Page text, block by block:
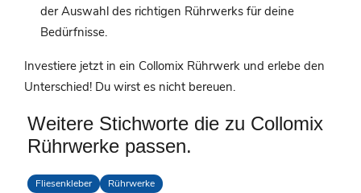
der Auswahl des richtigen Rührwerks für deine
Bedürfnisse.
Investiere jetzt in ein Collomix Rührwerk und erlebe den
Unterschied! Du wirst es nicht bereuen.
Weitere Stichworte die zu Collomix
Rührwerke passen.
Fliesenkleber Rührwerke